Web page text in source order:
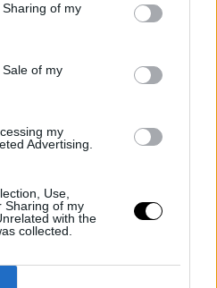
of my
of my
my
Advertising.
Use,
Sharing of my
with the
collected.
durante la
torta di sgonfia!!!
completamente
su